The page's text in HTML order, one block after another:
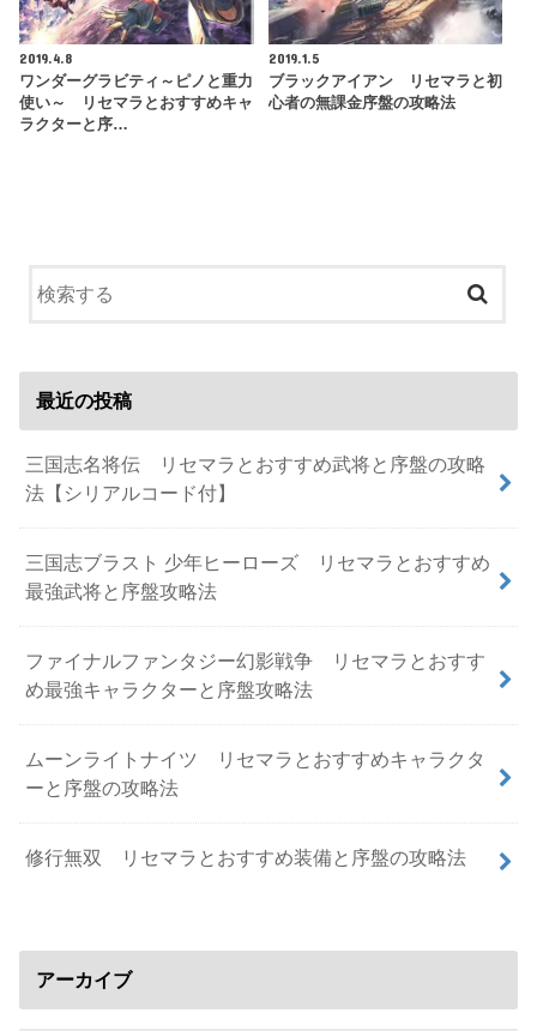
2019.4.8
ワンダーグラビティ～ピノと重力
使い～ リセマラとおすすめキャ
ラクターと序…
2019.1.5
ブラックアイアン リセマラと初
心者の無課金序盤の攻略法
最近の投稿
三国志名将伝 リセマラとおすすめ武将と序盤の攻略
法【シリアルコード付】
三国志ブラスト 少年ヒーローズ リセマラとおすすめ
最強武将と序盤攻略法
ファイナルファンタジー幻影戦争 リセマラとおすす
め最強キャラクターと序盤攻略法
ムーンライトナイツ リセマラとおすすめキャラクタ
ーと序盤の攻略法
修行無双 リセマラとおすすめ装備と序盤の攻略法
アーカイブ